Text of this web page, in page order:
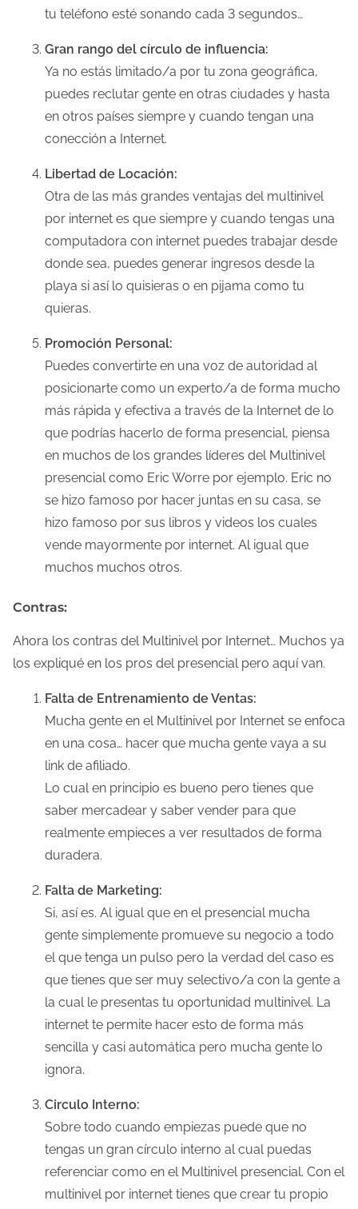
tu teléfono esté sonando cada 3 segundos…
Gran rango del círculo de influencia:
Ya no estás limitado/a por tu zona geográfica,
puedes reclutar gente en otras ciudades y hasta
en otros países siempre y cuando tengan una
conección a Internet.
Libertad de Locación:
Otra de las más grandes ventajas del multinivel
por internet es que siempre y cuando tengas una
computadora con internet puedes trabajar desde
donde sea, puedes generar ingresos desde la
playa si así lo quisieras o en pijama como tu
quieras.
Promoción Personal:
Puedes convertirte en una voz de autoridad al
posicionarte como un experto/a de forma mucho
más rápida y efectiva a través de la Internet de lo
que podrías hacerlo de forma presencial, piensa
en muchos de los grandes líderes del Multinivel
presencial como Eric Worre por ejemplo. Eric no
se hizo famoso por hacer juntas en su casa, se
hizo famoso por sus libros y videos los cuales
vende mayormente por internet. Al igual que
muchos muchos otros.
Contras:
Ahora los contras del Multinivel por Internet… Muchos ya
los expliqué en los pros del presencial pero aquí van.
Falta de Entrenamiento de Ventas:
Mucha gente en el Multinivel por Internet se enfoca
en una cosa… hacer que mucha gente vaya a su
link de afiliado.
Lo cual en principio es bueno pero tienes que
saber mercadear y saber vender para que
realmente empieces a ver resultados de forma
duradera.
Falta de Marketing:
Si, así es. Al igual que en el presencial mucha
gente simplemente promueve su negocio a todo
el que tenga un pulso pero la verdad del caso es
que tienes que ser muy selectivo/a con la gente a
la cual le presentas tu oportunidad multinivel. La
internet te permite hacer esto de forma más
sencilla y casi automática pero mucha gente lo
ignora.
Circulo Interno:
Sobre todo cuando empiezas puede que no
tengas un gran círculo interno al cual puedas
referenciar como en el Multinivel presencial. Con el
multinivel por internet tienes que crear tu propio